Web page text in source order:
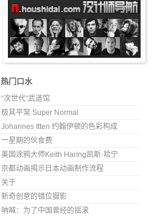
热门口水
“次世代”武道馆
极其平常 Super Normal
Johannes Itten 约翰伊顿的色彩构成
一星期的伙食费
美国涂鸦大师Keith Haring凯斯·哈宁
京都动画揭示日本动画制作流程
关于
新奇创意的错位摄影
呐喊：为了中国曾经的摇滚